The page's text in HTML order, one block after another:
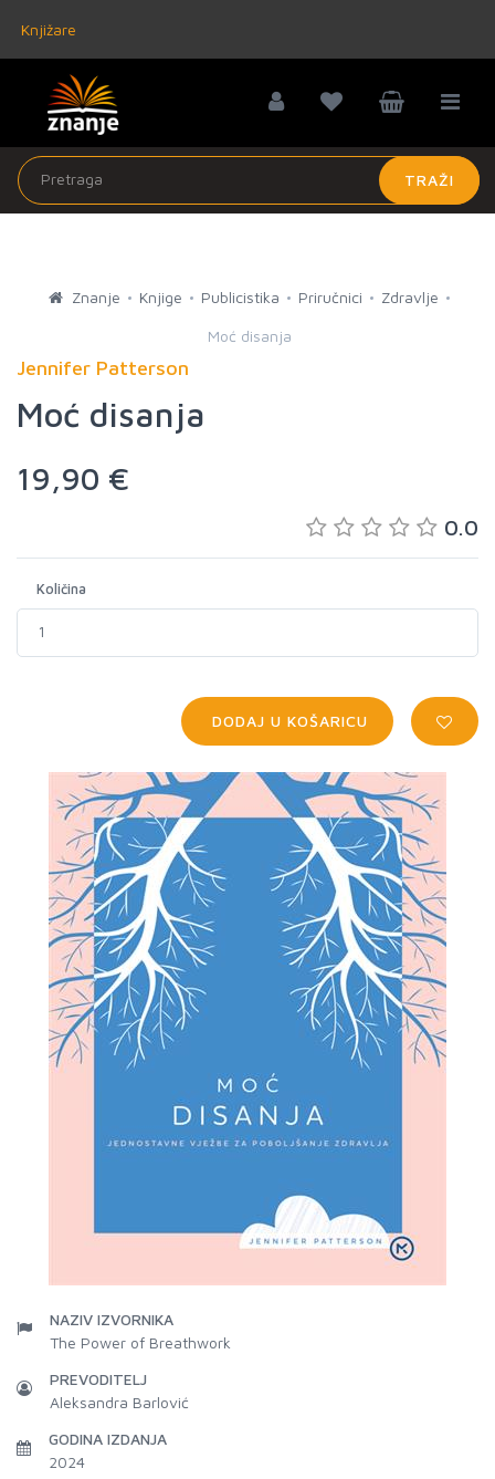
Knjižare
TRAŽI
Znanje Knjige Publicistika Priručnici Zdravlje
Moć disanja
Jennifer Patterson
Moć disanja
19,90 €
0.0
Količina
DODAJ U KOŠARICU
NAZIV IZVORNIKA
The Power of Breathwork
PREVODITELJ
Aleksandra Barlović
GODINA IZDANJA
2024